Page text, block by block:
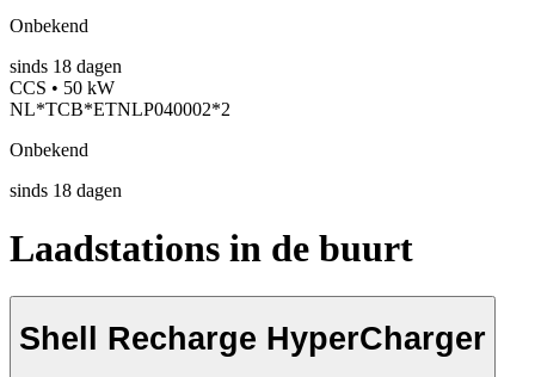
Onbekend
sinds 18 dagen
CCS • 50 kW
NL*TCB*ETNLP040002*2
Onbekend
sinds 18 dagen
Laadstations in de buurt
Shell Recharge HyperCharger